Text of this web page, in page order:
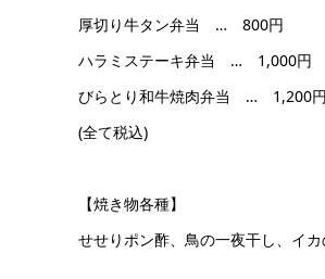
厚切り牛タン弁当 … 800円
ハラミステーキ弁当 … 1,000円
びらとり和牛焼肉弁当 … 1,200円
(全て税込)
【焼き物各種】
せせりポン酢、鳥の一夜干し、イ